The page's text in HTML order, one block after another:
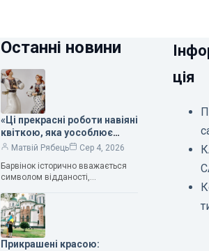
Останні новини
«Ці прекрасні роботи навіяні
квіткою, яка уособлює
нескінченне кохання», —
Людмила Карпінська-
Романюк
Матвій Рябець
Сер 4, 2026
Барвінок історично вважається
символом відданості,
та тривалого подружнього союзу.
Саме тому ця рослина надихала і
продовжує надихати митців на
Прикрашені красою:
ція